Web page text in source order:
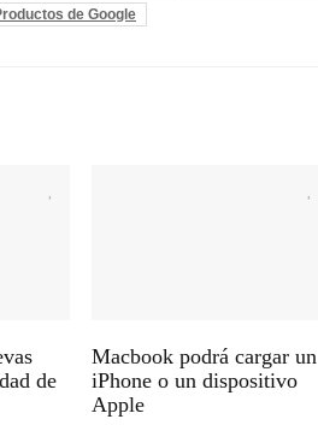
de Google
de
Macbook podrá cargar un
iPhone o un dispositivo
Apple